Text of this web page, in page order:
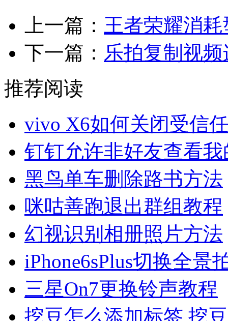
上一篇： 王者荣耀消
下一篇： 乐拍复制视
推荐阅读
vivo X6如何关闭受信
钉钉允许非好友查看
黑鸟单车删除路书方法
咪咕善跑退出群组教程
幻视识别相册照片方法
iPhone6sPlus切换全景
三星On7更换铃声教程
挖豆怎么添加标签 挖